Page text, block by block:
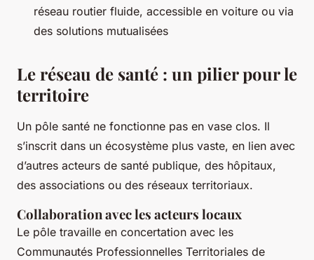
réseau routier fluide, accessible en voiture ou via
des solutions mutualisées
Le réseau de santé : un pilier pour le
territoire
Un pôle santé ne fonctionne pas en vase clos. Il
s’inscrit dans un écosystème plus vaste, en lien avec
d’autres acteurs de santé publique, des hôpitaux,
des associations ou des réseaux territoriaux.
Collaboration avec les acteurs locaux
Le pôle travaille en concertation avec les
Communautés Professionnelles Territoriales de